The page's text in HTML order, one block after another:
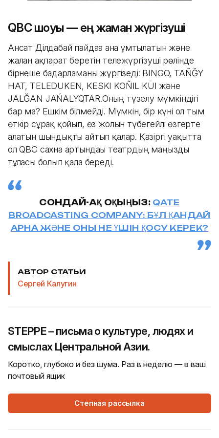
QBC шоуы — ең жаман жүргізуші
Ансат Ділдабай пайдаға ғана ұмтылатын және
жалған ақпарат беретін тележүргізуші рөлінде
бірнеше бағдарламаны жүргізеді: BINGO, TAÑĞY
HAT, TELEDUKEN, KESKI KOÑIL KÜI және
JALĞAN JAŃALYQTAR.Оның түзелу мүмкіндігі
бар ма? Ешкім білмейді. Мүмкін, бір күні ол тым
өткір сұрақ қойып, өз жолын түбегейлі өзгерте
алатын шындықты айтып қалар. Қазіргі уақытта
ол QBC сахна артындағы театрдың маңызды
тұлғасы болып қала береді.
СОНДАЙ-АҚ ОҚЫҢЫЗ: QATE
BROADCASTING COMPANY: БҰЛ ҚАНДАЙ
АРНА ЖӘНЕ ОНЫ НЕ ҮШІН ҚОСУ КЕРЕК?
АВТОР СТАТЬИ
Сергей Калугин
STEPPE – письма о культуре, людях и
смыслах Центральной Азии.
Коротко, глубоко и без шума. Раз в неделю — в ваш
почтовый ящик
Степная рассылка